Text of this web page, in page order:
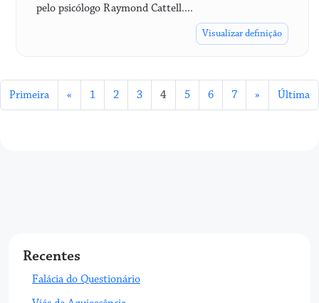
pelo psicólogo Raymond Cattell....
Visualizar definição
Primeira « 1 2 3 4 5 6 7 » Última
Recentes
Falácia do Questionário